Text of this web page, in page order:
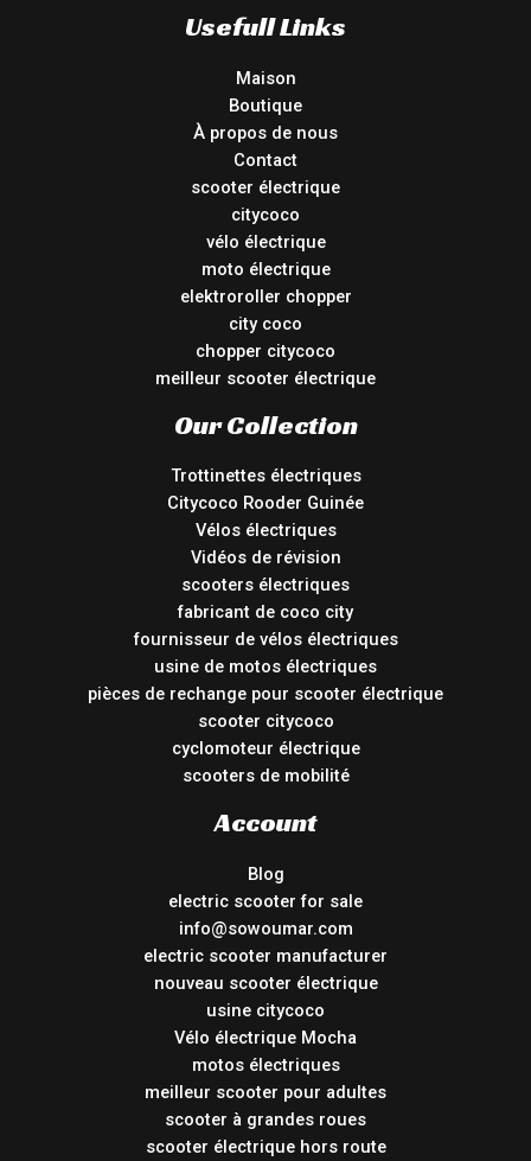
Usefull Links
Maison
Boutique
À propos de nous
Contact
scooter électrique
citycoco
vélo électrique
moto électrique
elektroroller chopper
city coco
chopper citycoco
meilleur scooter électrique
Our Collection
Trottinettes électriques
Citycoco Rooder Guinée
Vélos électriques
Vidéos de révision
scooters électriques
fabricant de coco city
fournisseur de vélos électriques
usine de motos électriques
pièces de rechange pour scooter électrique
scooter citycoco
cyclomoteur électrique
scooters de mobilité
Account
Blog
electric scooter for sale
info@sowoumar.com
electric scooter manufacturer
nouveau scooter électrique
usine citycoco
Vélo électrique Mocha
motos électriques
meilleur scooter pour adultes
scooter à grandes roues
scooter électrique hors route